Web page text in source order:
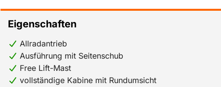
Eigenschaften
Allradantrieb
Ausführung mit Seitenschub
Free Lift-Mast
vollständige Kabine mit Rundumsicht